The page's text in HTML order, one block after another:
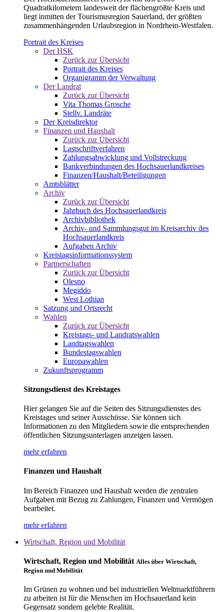
Quadratkilometern landesweit der flächengrößte Kreis und
liegt inmitten der Tourismusregion Sauerland, der größten
zusammenhängenden Urlaubsregion in Nordrhein-Westfalen.
Portrait des Kreises
Der HSK
Zurück zur Übersicht
Portrait des Kreises
Organigramm der Verwaltung
Der Landrat
Zurück zur Übersicht
Vita Thomas Grosche
Stellv. Landräte
Der Kreisdirektor
Finanzen und Haushalt
Zurück zur Übersicht
Lastschriftverfahren
Zahlungsabwicklung und Vollstreckung
Bankverbindungen des Hochsauerlandkreises
Finanzen/Haushalt/Beteiligungen
Amtsblätter
Archiv
Zurück zur Übersicht
Jahrbuch des Hochsauerlandkreis
Archivbibliothek
Archiv- und Sammlungsgut im Kreisarchiv des
Hochsauerlandkreis
Aufgaben Archiv
Kreistagsinformationssystem
Partnerschaften
Zurück zur Übersicht
Olesno
Megiddo
West Lothian
Satzung und Ortsrecht
Wahlen
Zurück zur Übersicht
Kreistags- und Landratswahlen
Landtagswahlen
Bundestagswahlen
Europawahlen
Zukunftsprogramm
Sitzungsdienst des Kreistages
Hier gelangen Sie auf die Seiten des Sitzungsdienstes des
Kreistages und seiner Ausschüsse. Sie können sich
Informationen zu den Mitgliedern sowie die entsprechenden
öffentlichen Sitzungsunterlagen anzeigen lassen.
mehr erfahren
Finanzen und Haushalt
Im Bereich Finanzen und Haushalt werden die zentralen
Aufgaben mit Bezug zu Zahlungen, Finanzen und Vermögen
bearbeitet.
mehr erfahren
Wirtschaft, Region und Mobilität
Wirtschaft, Region und Mobilität Alles über Wirtschaft,
Region und Mobilität
Im Grünen zu wohnen und bei industriellen Weltmarktführern
zu arbeiten ist für die Menschen im Hochsauerland kein
Gegensatz sondern gelebte Realität.